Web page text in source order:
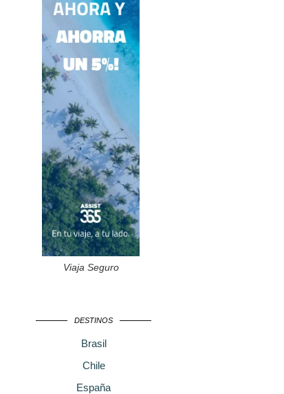
Viaja Seguro
DESTINOS
Brasil
Chile
España